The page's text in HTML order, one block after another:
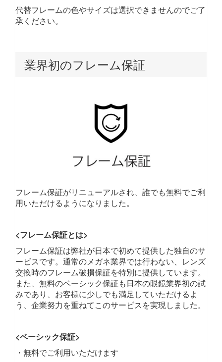
代替フレームの色やサイズは選択できませんのでご了
承ください。
業界初のフレーム保証
フレーム保証がリニューアルされ、誰でも無料でご利
用いただけるようになりました。
<フレーム保証とは>
フレーム保証は弊社が日本で初めて提供した独自のサ
ービスです。通常のメガネ業界では行わない、レンズ
交換時のフレーム破損保証を特別に提供しています。
また、無料のベーシック保証も日本の眼鏡業界初の試
みであり、お客様に少しでも満足していただけるよ
う、企業努力を重ねてこのサービスを実現しました。
<ベーシック保証>
・無料でご利用いただけます